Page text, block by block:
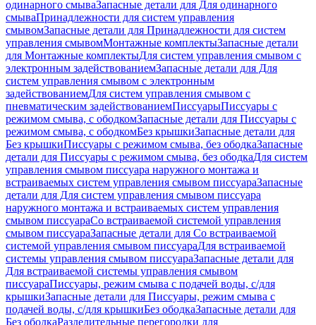
одинарного смываЗапасные детали для Для одинарного
смываПринадлежности для систем управления
смывомЗапасные детали для Принадлежности для систем
управления смывомМонтажные комплектыЗапасные детали
для Монтажные комплектыДля систем управления смывом с
электронным задействованиемЗапасные детали для Для
систем управления смывом с электронным
задействованиемДля систем управления смывом с
пневматическим задействованиемПиссуарыПиссуары с
режимом смыва, с ободкомЗапасные детали для Писсуары с
режимом смыва, с ободкомБез крышкиЗапасные детали для
Без крышкиПиссуары с режимом смыва, без ободкаЗапасные
детали для Писсуары с режимом смыва, без ободкаДля систем
управления смывом писсуара наружного монтажа и
встраиваемых систем управления смывом писсуараЗапасные
детали для Для систем управления смывом писсуара
наружного монтажа и встраиваемых систем управления
смывом писсуараСо встраиваемой системой управления
смывом писсуараЗапасные детали для Со встраиваемой
системой управления смывом писсуараДля встраиваемой
системы управления смывом писсуараЗапасные детали для
Для встраиваемой системы управления смывом
писсуараПиссуары, режим смыва с подачей воды, с/для
крышкиЗапасные детали для Писсуары, режим смыва с
подачей воды, с/для крышкиБез ободкаЗапасные детали для
Без ободкаРазделительные перегородки для